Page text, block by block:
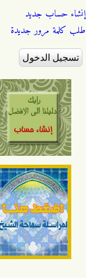
إنشاء حساب جديد
طلب كلمة مرور جديدة